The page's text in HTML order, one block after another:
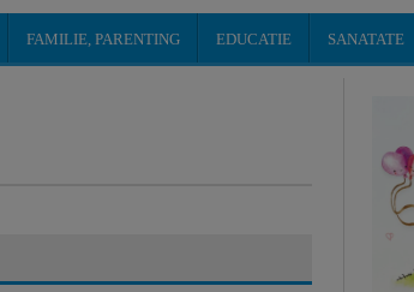
FAMILIE, PARENTING EDUCATIE SANATATE